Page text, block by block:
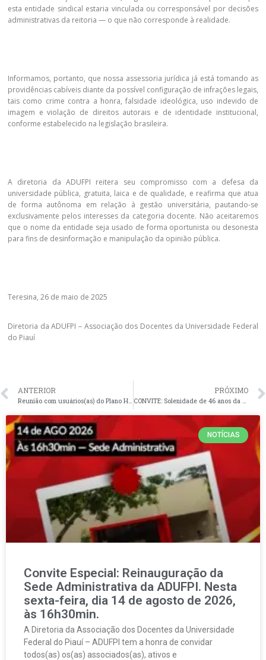
esta entidade sindical estaria vinculada ou corresponsável por decisões
administrativas da reitoria — o que não corresponde à realidade.
Informamos, portanto, que nossa assessoria jurídica já está tomando as
providências cabíveis diante da possível configuração de infrações legais,
tais como crime contra a honra, falsidade ideológica, uso indevido de
imagem e violação de direitos autorais e de identidade institucional,
conforme estabelecido na legislação brasileira.
A diretoria da ADUFPI reitera seu compromisso com a defesa da
universidade pública, gratuita, laica e de qualidade, e reafirma que atua
de forma autônoma em relação à gestão universitária, pautando-se
exclusivamente pelos interesses da categoria docente. Não aceitaremos
que o nome da entidade seja usado de forma oportunista ou desonesta
para fins de desinformação e manipulação da opinião pública.
Teresina, 26 de maio de 2025
Diretoria da ADUFPI – Associação dos Docentes da Universidade Federal
do Piauí
ANTERIOR PRÓXIMO
NOTÍCIAS
Convite Especial: Reinauguração da
Sede Administrativa da ADUFPI. Nesta
sexta-feira, dia 14 de agosto de 2026,
às 16h30min.
A Diretoria da Associação dos Docentes da Universidade
Federal do Piauí – ADUFPI tem a honra de convidar
todos(as) os(as) associados(as), ativos e